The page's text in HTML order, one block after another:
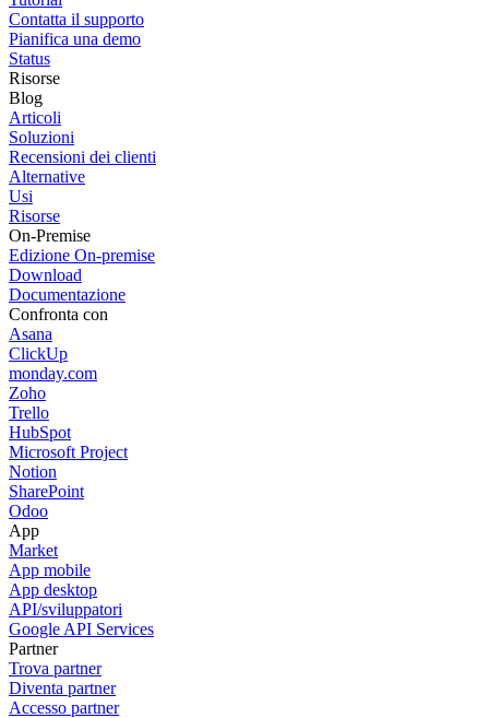
Contatta il supporto
Pianifica una demo
Status
Risorse
Blog
Articoli
Soluzioni
Recensioni dei clienti
Alternative
Usi
Risorse
On-Premise
Edizione On-premise
Download
Documentazione
Confronta con
Asana
ClickUp
monday.com
Zoho
Trello
HubSpot
Microsoft Project
Notion
SharePoint
Odoo
App
Market
App mobile
App desktop
API/sviluppatori
Google API Services
Partner
Trova partner
Diventa partner
Accesso partner